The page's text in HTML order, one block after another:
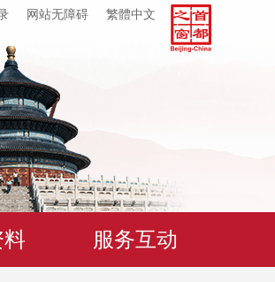
网站无障碍 繁體中文
料 服务互动